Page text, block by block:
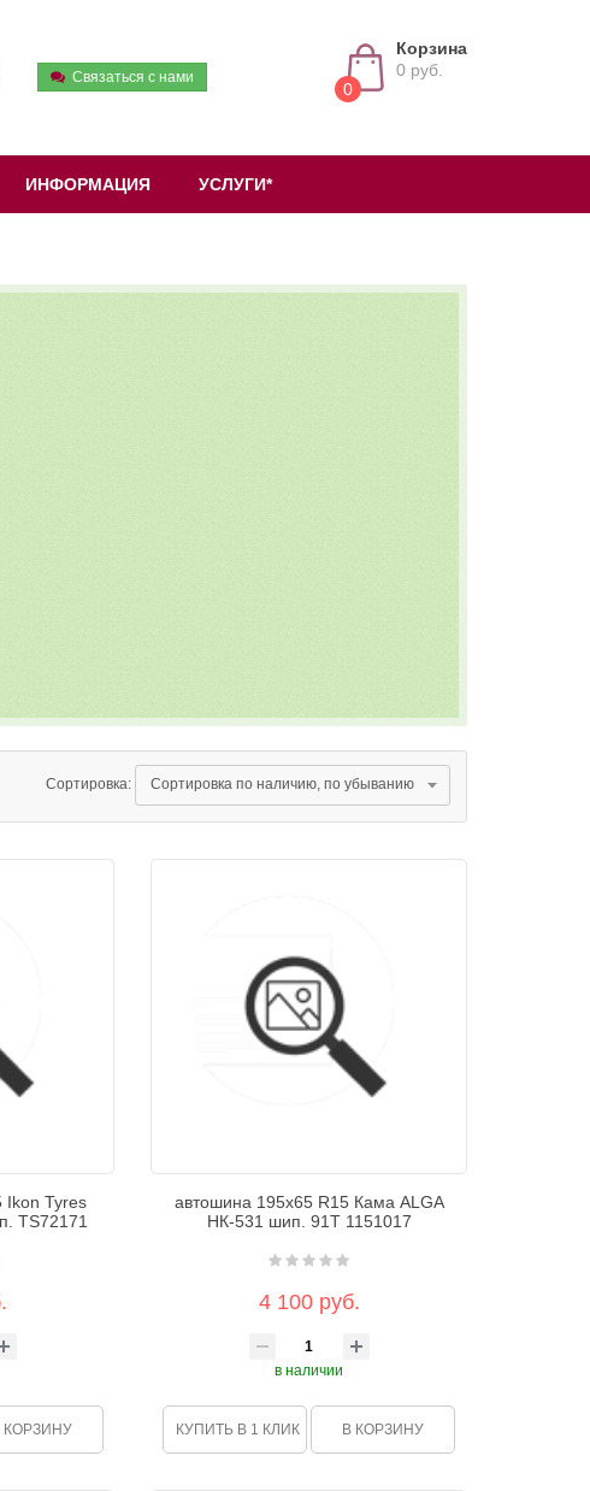
Связаться с нами
0
Корзина
0 руб.
ИНФОРМАЦИЯ УСЛУГИ*
Сортировка:
Ikon Tyres
TS72171
КОРЗИНУ
автошина 195х65 R15 Кама ALGA
НК-531 шип. 91Т 1151017
4 100 руб.
в наличии
КУПИТЬ В 1 КЛИК В КОРЗИНУ